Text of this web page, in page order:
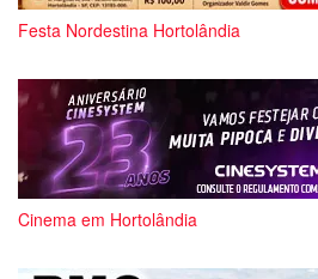
Festa Nordestina Hortolândia
Cinema em Hortolândia